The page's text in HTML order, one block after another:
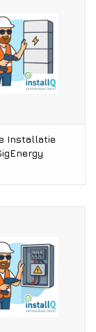
Installatie